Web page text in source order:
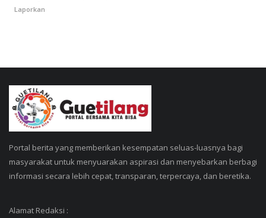
Laporkan
Portal berita yang memberikan kesempatan seluas-luasnya bagi
masyarakat untuk menyuarakan aspirasi dan menyebarkan berbagi
informasi secara lebih cepat, transparan, terpercaya, dan beretika.
Alamat Redaksi :